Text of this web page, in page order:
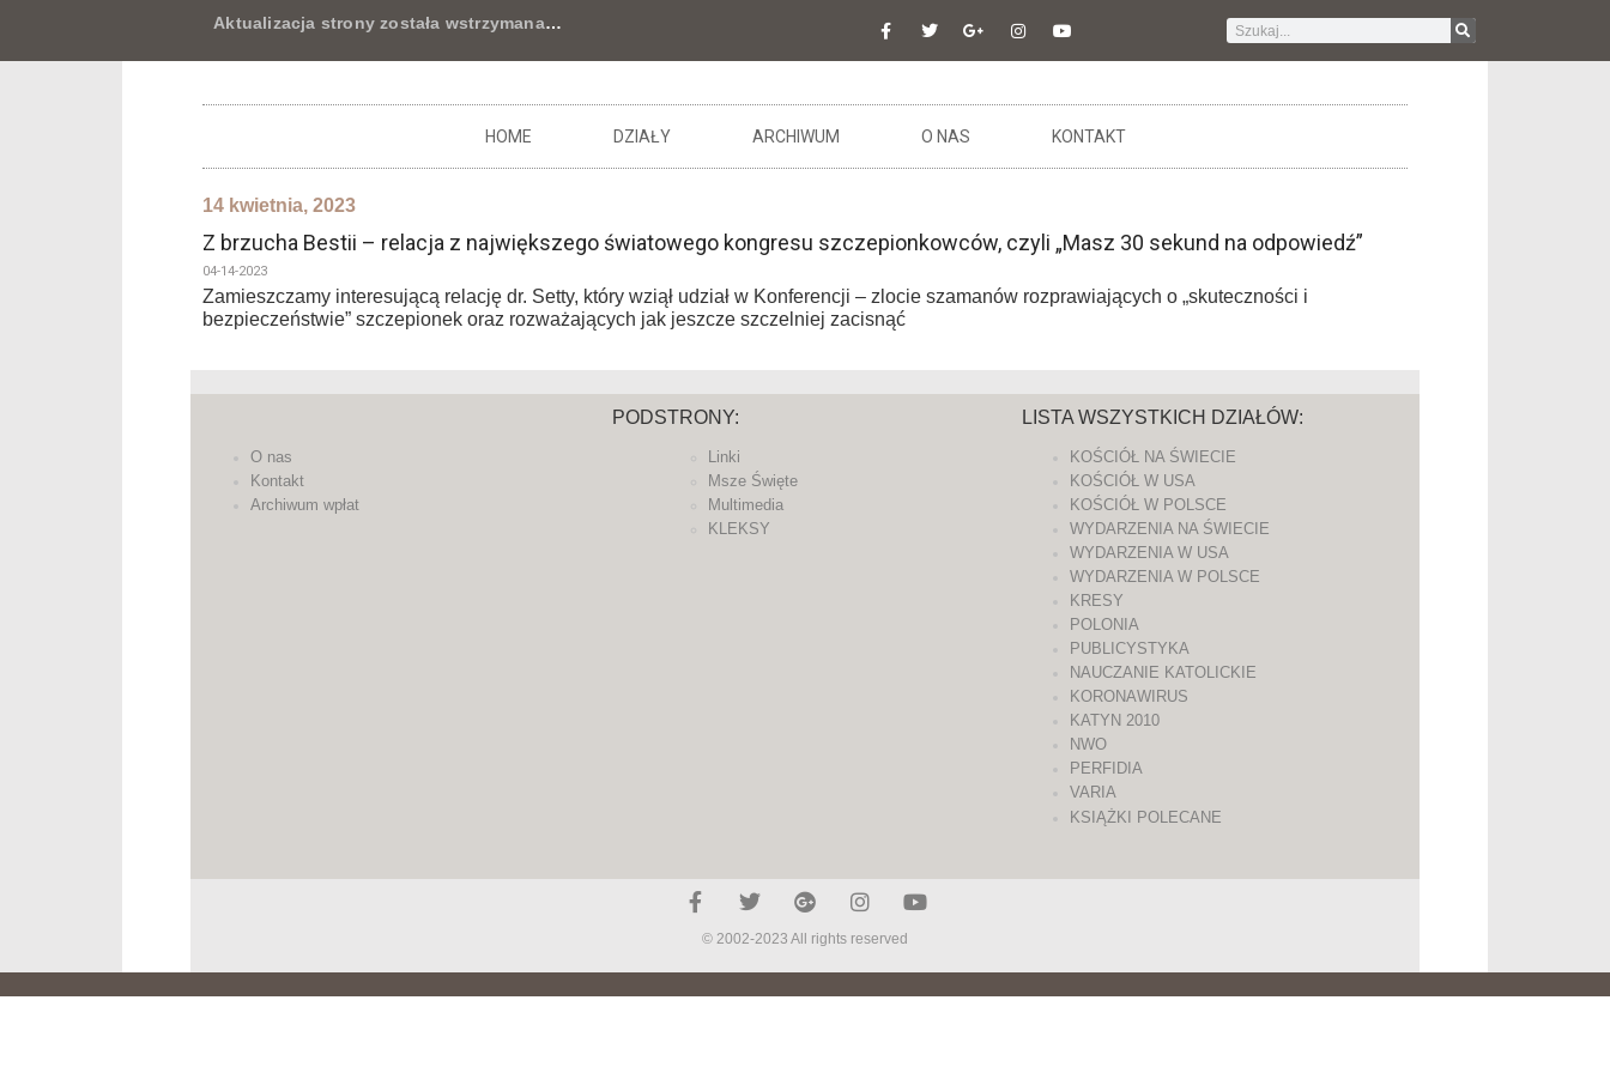
Aktualizacja strony została wstrzymana…
HOME DZIAŁY ARCHIWUM O NAS KONTAKT
14 kwietnia, 2023
Z brzucha Bestii – relacja z największego światowego kongresu szczepionkowców, czyli „Masz 30 sekund na odpowiedź”
04-14-2023
Zamieszczamy interesującą relację dr. Setty, który wziął udział w Konferencji – zlocie szamanów rozprawiających o „skuteczności i
bezpieczeństwie” szczepionek oraz rozważających jak jeszcze szczelniej zacisnąć
O nas
Kontakt
Archiwum wpłat
PODSTRONY:
Linki
Msze Święte
Multimedia
KLEKSY
LISTA WSZYSTKICH DZIAŁÓW:
KOŚCIÓŁ NA ŚWIECIE
KOŚCIÓŁ W USA
KOŚCIÓŁ W POLSCE
WYDARZENIA NA ŚWIECIE
WYDARZENIA W USA
WYDARZENIA W POLSCE
KRESY
POLONIA
PUBLICYSTYKA
NAUCZANIE KATOLICKIE
KORONAWIRUS
KATYN 2010
NWO
PERFIDIA
VARIA
KSIĄŻKI POLECANE
© 2002-2023 All rights reserved